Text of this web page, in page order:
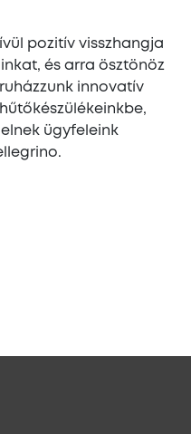
pozitív visszhangja
és arra ösztönöz
innovatív
ügyfeleink